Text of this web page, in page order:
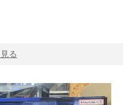
る